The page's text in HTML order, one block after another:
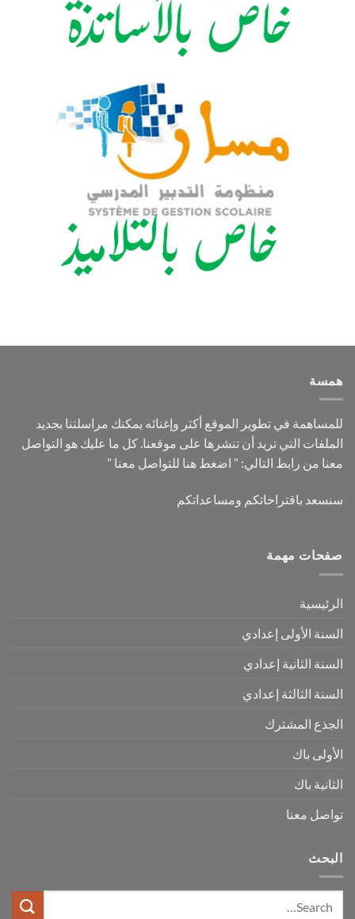
همسة
للمساهمة في تطوير الموقع أكثر وإغنائه يمكنك مراسلتنا بجديد
الملفات التي تريد أن تنشرها على موقعنا. كل ما عليك هو التواصل
معنا من رابط التالي: ” اضغط هنا للتواصل معنا ”
سنسعد باقتراحاتكم ومساعداتكم
صفحات مهمة
الرئيسية
السنة الأولى إعدادي
السنة الثانية إعدادي
السنة الثالثة إعدادي
الجذع المشترك
الأولى باك
الثانية باك
تواصل معنا
البحث